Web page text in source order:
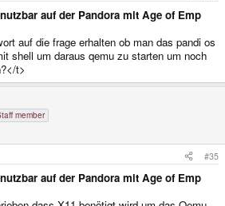
auf der Pandora mit Age of Emp
auf die frage erhalten ob man das pandi os
shell um daraus qemu zu starten um noch
t>
member
#35
auf der Pandora mit Age of Emp